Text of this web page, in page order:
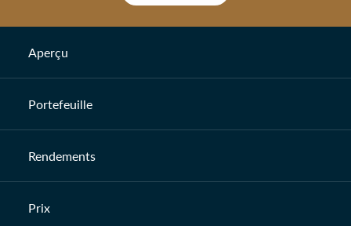
Aperçu
Portefeuille
Rendements
Prix